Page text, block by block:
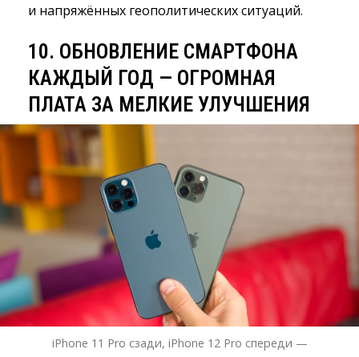
и напряжённых геополитических ситуаций.
10. ОБНОВЛЕНИЕ СМАРТФОНА
КАЖДЫЙ ГОД — ОГРОМНАЯ
ПЛАТА ЗА МЕЛКИЕ УЛУЧШЕНИЯ
iPhone 11 Pro сзади, iPhone 12 Pro спереди —